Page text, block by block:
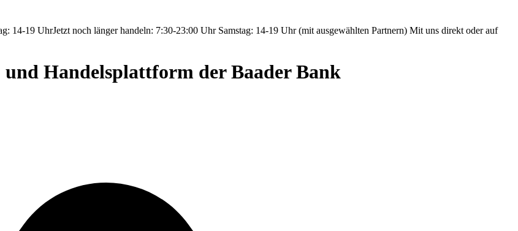
14-19 UhrJetzt noch länger handeln: 7:30-23:00 Uhr Samstag: 14-19 Uhr (mit ausgewählten Partnern) Mit uns direkt oder auf
Handelsplattform der Baader Bank